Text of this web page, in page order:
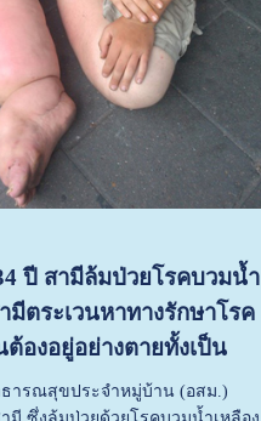
ปี สามีล้มป่วยโรคบวมน้ำ
มีตระเวนหาทางรักษาโรค
องอยู่อย่างตายทั้งเป็น
ารณสุขประจำหมู่บ้าน (อสม.)